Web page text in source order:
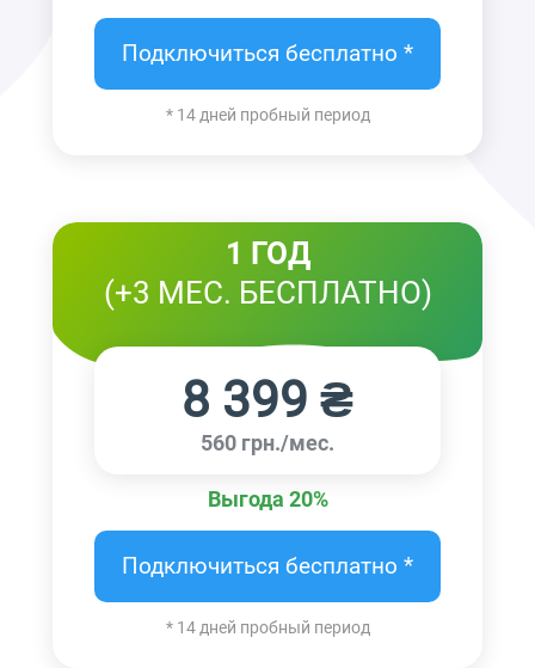
Подключиться бесплатно *
* 14 дней пробный период
1 ГОД
(+3 МЕС. БЕСПЛАТНО)
8 399 ₴
560 грн./мес.
Выгода 20%
Подключиться бесплатно *
* 14 дней пробный период